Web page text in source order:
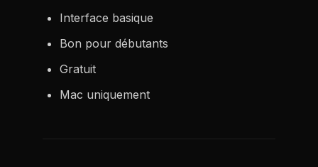
Interface basique
Bon pour débutants
Gratuit
Mac uniquement